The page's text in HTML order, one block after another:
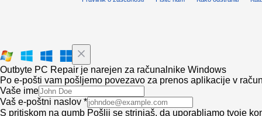
Outbyte PC Repair je narejen za računalnike Windows
Po e-pošti vam pošljemo povezavo za prenos aplikacije v
Vaše ime
Vaš e-poštni naslov *
S pritiskom na gumb Pošlji se strinjaš, da uporabljamo tvoje